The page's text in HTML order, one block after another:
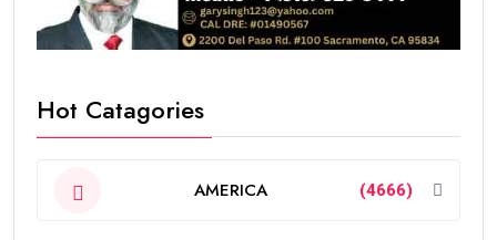
Hot Catagories
AMERICA (4666)